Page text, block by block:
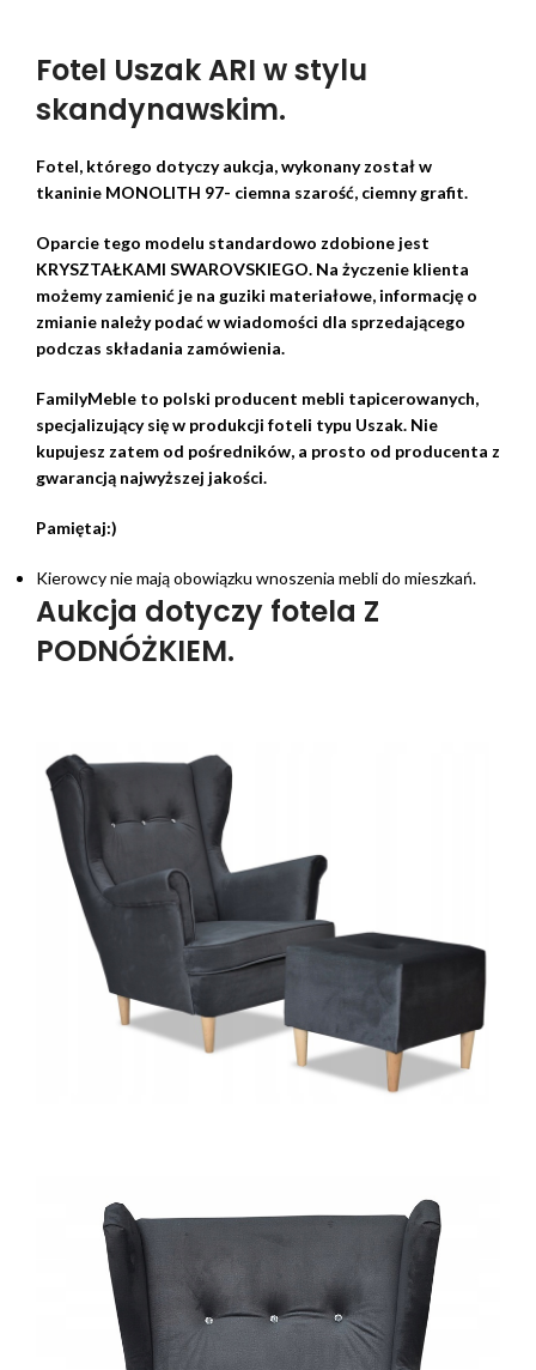
Fotel Uszak ARI w stylu
skandynawskim.
Fotel, którego dotyczy aukcja, wykonany został w
tkaninie MONOLITH 97- ciemna szarość, ciemny grafit.
Oparcie tego modelu standardowo zdobione jest
KRYSZTAŁKAMI SWAROVSKIEGO. Na życzenie klienta
możemy zamienić je na guziki materiałowe, informację o
zmianie należy podać w wiadomości dla sprzedającego
podczas składania zamówienia.
FamilyMeble to polski producent mebli tapicerowanych,
specjalizujący się w produkcji foteli typu Uszak. Nie
kupujesz zatem od pośredników, a prosto od producenta z
gwarancją najwyższej jakości.
Pamiętaj:)
Kierowcy nie mają obowiązku wnoszenia mebli do mieszkań.
Aukcja dotyczy fotela Z
PODNÓŻKIEM.